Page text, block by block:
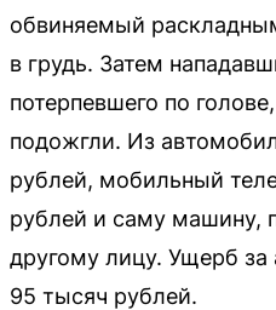
обвиняемый
в грудь. Затем
потерпевшего по
подожгли. Из
рублей, мобильный
рублей и саму машину,
другому лицу. Ущерб
95 тысяч рублей.